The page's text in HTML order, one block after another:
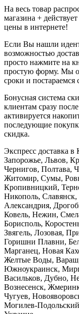
На весь товар
магазина +
цены в интернете!
Если Вы нашли
возможностью
просто нажмите на
простую форму. Мы
сроки и постараемся
Бонусная система
клиентам сразу
активируется
последующие
скидка.
Экспресс доставка
Запорожье, Львов,
Чернигов, Полтава,
Житомир, Сумы,
Кропивницкий,
Никополь,
Александрия,
Ковель, Нежин,
Борисполь,
Звягель, Лозовая,
Горишни Плавни,
Марганец, Новая
Желтые Воды,
Южноукраинск,
Васильков, Дубно,
Вознесенск,
Чугуев,
Могилев-